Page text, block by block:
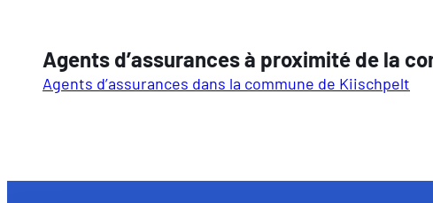
Agents d’assurances à proximité de la
Agents d’assurances dans la commune de Kiischpelt